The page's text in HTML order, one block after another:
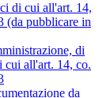
di cui all'art. 14,
(da pubblicare in
di
cui all'art. 14, co.
da